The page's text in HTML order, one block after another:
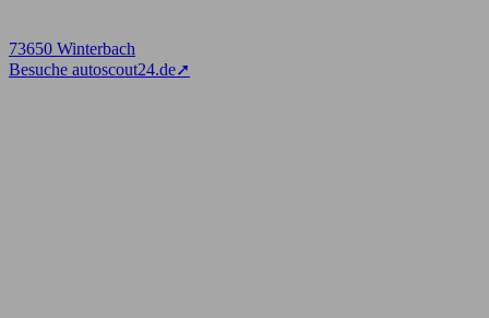
73650 Winterbach
Besuche autoscout24.de➚